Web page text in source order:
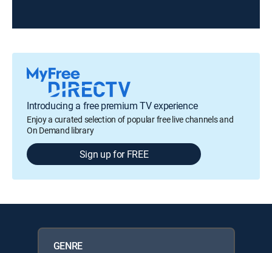
Introducing a free premium TV experience
Enjoy a curated selection of popular free live channels and
On Demand library
Sign up for FREE
GENRE